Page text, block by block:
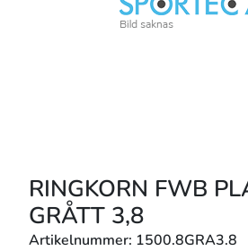
RINGKORN FWB
GRÅTT 3,8
Artikelnummer: 1500.8GRA3.8